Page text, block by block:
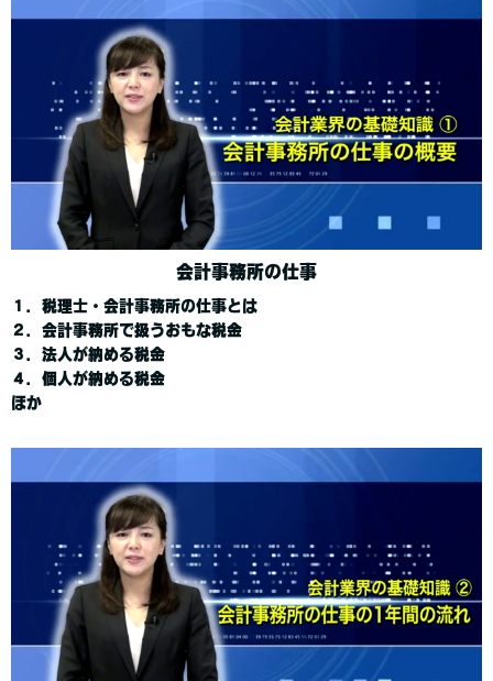
会計事務所の仕事
１．税理士・会計事務所の仕事とは
２．会計事務所で扱うおもな税金
３．法人が納める税金
４．個人が納める税金
ほか